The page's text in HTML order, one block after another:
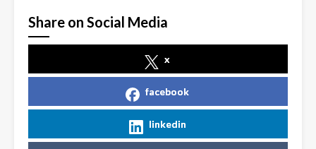
Share on Social Media
x
facebook
linkedin